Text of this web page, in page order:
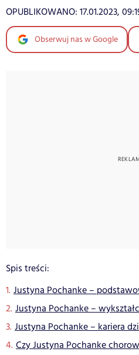
OPUBLIKOWANO: 17.01.2023,
Obserwuj nas w Google
Spis treści:
Justyna Pochanke –
Justyna Pochanke –
Justyna Pochanke – kariera
Czy Justyna Pochanke